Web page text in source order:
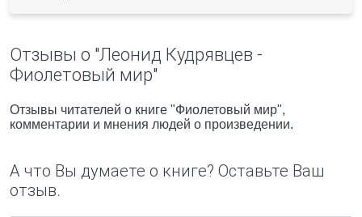
Отзывы о "Леонид Кудрявцев -
Фиолетовый мир"
Отзывы читателей о книге "Фиолетовый мир",
комментарии и мнения людей о произведении.
А что Вы думаете о книге? Оставьте Ваш
отзыв.